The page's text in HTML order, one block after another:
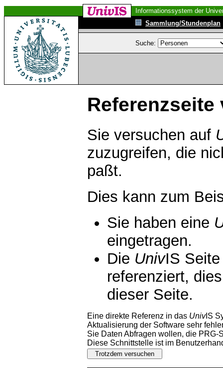
Informationssystem der
Sammlung/Stundenplan
Suche:
Referenzseite
Sie versuchen auf
zuzugreifen, die
paßt.
Dies kann zum
Sie haben eine
eingetragen.
Die UnivIS
referenziert,
dieser Seite.
Eine direkte Referenz in das UnivIS
Aktualisierung der Software sehr
Sie Daten Abfragen wollen, die PRG-
Diese Schnittstelle ist im